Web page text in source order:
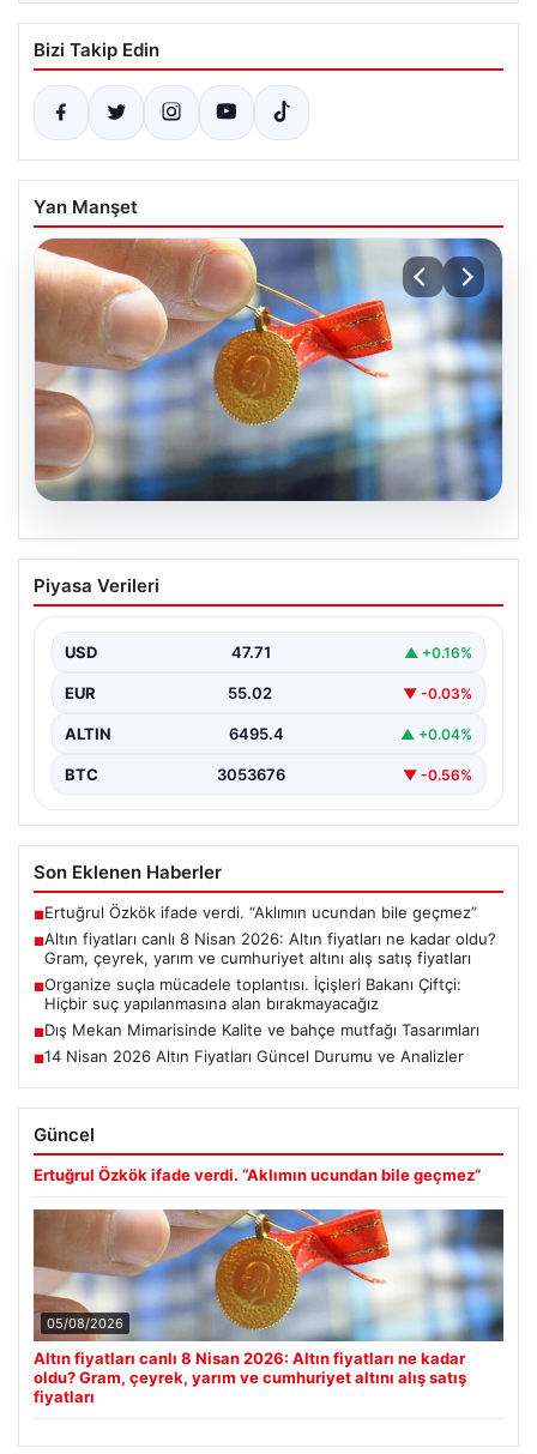
Bizi Takip Edin
Yan Manşet
05.08.2026
Altın fiyatları canlı 8 Nisan 2026: Altın
fiyatları ne kadar oldu? Gram, çeyrek,
fiyatları
Piyasa Verileri
USD 47.71 ▲ +0.16%
EUR 55.02 ▼ -0.03%
ALTIN 6495.4 ▲ +0.04%
BTC 3053676 ▼ -0.56%
Son Eklenen Haberler
■Ertuğrul Özkök ifade verdi. “Aklımın ucundan bile geçmez”
■Altın fiyatları canlı 8 Nisan 2026: Altın fiyatları ne kadar oldu?
Gram, çeyrek, yarım ve cumhuriyet altını alış satış fiyatları
■Organize suçla mücadele toplantısı. İçişleri Bakanı Çiftçi:
Hiçbir suç yapılanmasına alan bırakmayacağız
■Dış Mekan Mimarisinde Kalite ve bahçe mutfağı Tasarımları
■14 Nisan 2026 Altın Fiyatları Güncel Durumu ve Analizler
Güncel
Ertuğrul Özkök ifade verdi. “Aklımın ucundan bile geçmez”
05/08/2026
Altın fiyatları canlı 8 Nisan 2026: Altın fiyatları ne kadar
oldu? Gram, çeyrek, yarım ve cumhuriyet altını alış satış
fiyatları